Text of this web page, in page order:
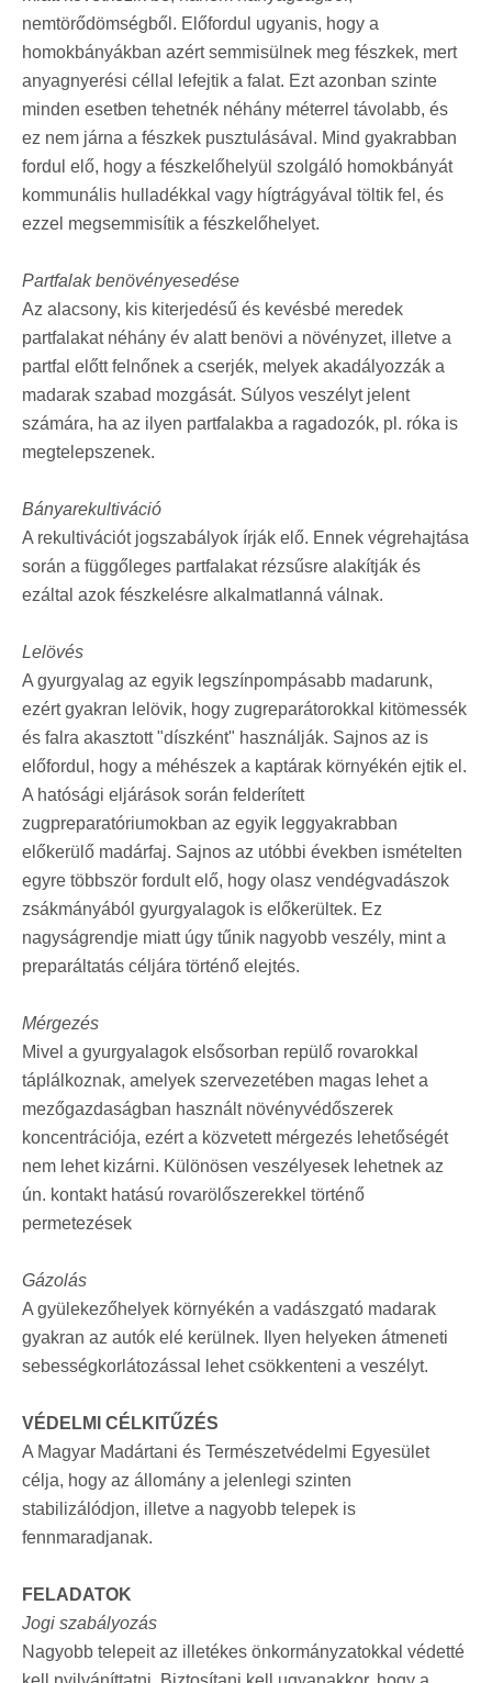
nemtörődömségből. Előfordul ugyanis, hogy a
homokbányákban azért semmisülnek meg fészkek, mert
anyagnyerési céllal lefejtik a falat. Ezt azonban szinte
minden esetben tehetnék néhány méterrel távolabb, és
ez nem járna a fészkek pusztulásával. Mind gyakrabban
fordul elő, hogy a fészkelőhelyül szolgáló homokbányát
kommunális hulladékkal vagy hígtrágyával töltik fel, és
ezzel megsemmisítik a fészkelőhelyet.
Partfalak benövényesedése
Az alacsony, kis kiterjedésű és kevésbé meredek
partfalakat néhány év alatt benövi a növényzet, illetve a
partfal előtt felnőnek a cserjék, melyek akadályozzák a
madarak szabad mozgását. Súlyos veszélyt jelent
számára, ha az ilyen partfalakba a ragadozók, pl. róka is
megtelepszenek.
Bányarekultiváció
A rekultivációt jogszabályok írják elő. Ennek végrehajtása
során a függőleges partfalakat rézsűsre alakítják és
ezáltal azok fészkelésre alkalmatlanná válnak.
Lelövés
A gyurgyalag az egyik legszínpompásabb madarunk,
ezért gyakran lelövik, hogy zugreparátorokkal kitömessék
és falra akasztott "díszként" használják. Sajnos az is
előfordul, hogy a méhészek a kaptárak környékén ejtik el.
A hatósági eljárások során felderített
zugpreparatóriumokban az egyik leggyakrabban
előkerülő madárfaj. Sajnos az utóbbi években ismételten
egyre többször fordult elő, hogy olasz vendégvadászok
zsákmányából gyurgyalagok is előkerültek. Ez
nagyságrendje miatt úgy tűnik nagyobb veszély, mint a
preparáltatás céljára történő elejtés.
Mérgezés
Mivel a gyurgyalagok elsősorban repülő rovarokkal
táplálkoznak, amelyek szervezetében magas lehet a
mezőgazdaságban használt növényvédőszerek
koncentrációja, ezért a közvetett mérgezés lehetőségét
nem lehet kizárni. Különösen veszélyesek lehetnek az
ún. kontakt hatású rovarölőszerekkel történő
permetezések
Gázolás
A gyülekezőhelyek környékén a vadászgató madarak
gyakran az autók elé kerülnek. Ilyen helyeken átmeneti
sebességkorlátozással lehet csökkenteni a veszélyt.
VÉDELMI CÉLKITŰZÉS
A Magyar Madártani és Természetvédelmi Egyesület
célja, hogy az állomány a jelenlegi szinten
stabilizálódjon, illetve a nagyobb telepek is
fennmaradjanak.
FELADATOK
Jogi szabályozás
Nagyobb telepeit az illetékes önkormányzatokkal védetté